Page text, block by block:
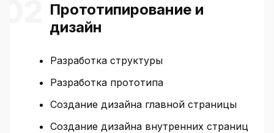
Прототипирование и
дизайн
Разработка структуры
Разработка прототипа
Создание дизайна главной страницы
Создание дизайна внутренних страниц